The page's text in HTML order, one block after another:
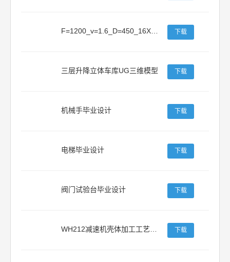
下载
三层升降立体车库UG三维模型 下载
机械手毕业设计 下载
电梯毕业设计 下载
阀门试验台毕业设计 下载
下载